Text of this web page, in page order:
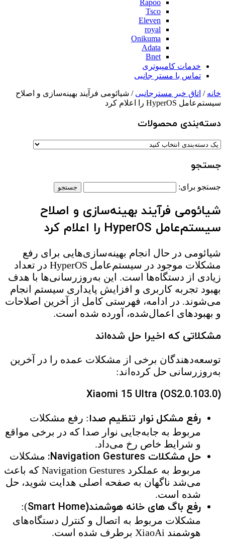
Rapoo
Tsco
Eleven
royal
Onikuma
Adata
Bnet
خدمات کامپیوتری
تماس با مستر جانبی
خانه / اتاق خبر مسترجانبی / شیائومی فرآیند بهینه‌سازی و اصلاح
سیستم‌عامل HyperOS را اعلام کرد
دسته‌بندی‌ محصولات
جستجو
جستجو برای:
شیائومی فرآیند بهینه‌سازی و اصلاح
سیستم‌عامل HyperOS را اعلام کرد
شیائومی در حال انجام بهینه‌سازی‌هایی برای رفع
مشکلات موجود در سیستم‌عامل HyperOS در تعداد
زیادی از دستگاه‌ها است. این به‌روزرسانی‌ها با هدف
بهبود تجربه کاربری و افزایش پایداری سیستم انجام
می‌شوند. در ادامه، فهرستی کامل از آخرین اصلاحات
و بهبودهای اعمال‌شده، آورده شده است.
مشکلاتی که اخیرا حل شده‌اند
توسعه‌دهندگان برخی از مشکلات عمده را در آخرین
به‌روزرسانی حل کرده‌اند:
Xiaomi 15 Ultra (OS2.0.103.0)
رفع مشکل نوار تنظیم صدا: رفع مشکلات
مربوط به جابه‌جایی نوار صدا که در برخی مواقع
و شرایط خاص رخ می‌داد.
حل مشکلات Navigation Gestures:
مشکلات
مربوط به عملکرد Navigation Gestures که باعث
می‌شد ناگهان به صفحه اصلی هدایت شوید، حل
شده است.
رفع باگ های خانه هوشمند(Smart Home
):
مشکلات مربوط به اتصال و کنترل دستگاه‌های
هوشمند XiaoAi برطرف شده است.